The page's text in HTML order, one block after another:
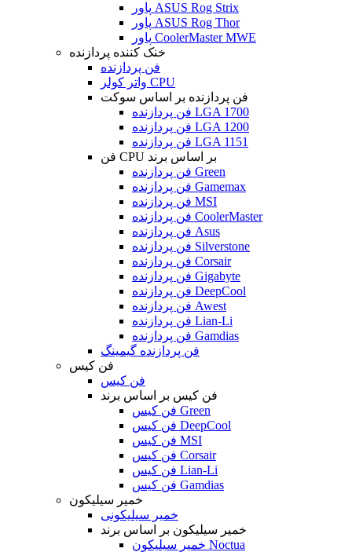
پاور ASUS Rog Strix
پاور ASUS Rog Thor
پاور CoolerMaster MWE
خنک کننده پردازنده
فن پردازنده
واتر کولر CPU
فن پردازنده بر اساس سوکت
فن پردازنده LGA 1700
فن پردازنده LGA 1200
فن پردازنده LGA 1151
فن CPU بر اساس برند
فن پردازنده Green
فن پردازنده Gamemax
فن پردازنده MSI
فن پردازنده CoolerMaster
فن پردازنده Asus
فن پردازنده Silverstone
فن پردازنده Corsair
فن پردازنده Gigabyte
فن پردازنده DeepCool
فن پردازنده Awest
فن پردازنده Lian-Li
فن پردازنده Gamdias
فن پردازنده گیمینگ
فن کیس
فن کیس
فن کیس بر اساس برند
فن کیس Green
فن کیس DeepCool
فن کیس MSI
فن کیس Corsair
فن کیس Lian-Li
فن کیس Gamdias
خمیر سیلیکون
خمیر سیلیکونی
خمیر سیلیکون بر اساس برند
خمیر سیلیکون Noctua